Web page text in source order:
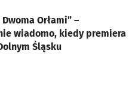
Orłami” –
wiadomo, kiedy premiera
Śląsku